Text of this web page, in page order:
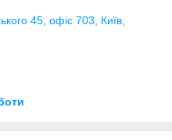
45, офіс 703, Київ,